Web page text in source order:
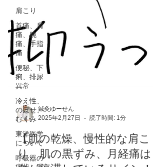
肩こり
首痛、肩
痛、腕
痛、手指
痛
便秘、下
痢、排尿
異常
冷え性、
のぼせ、
むくみ
東洋医学
について
呼吸器の
2025年2月27日
読了時間: 1分
【肌の乾燥、慢性的な肩こ